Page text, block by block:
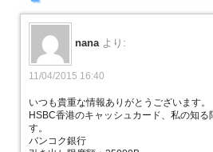
nana より:
11/04/2015 16:40
いつも貴重な情報ありがとうございます。
HSBC香港のキャッシュカード、私の知る
す。
バンコク銀行